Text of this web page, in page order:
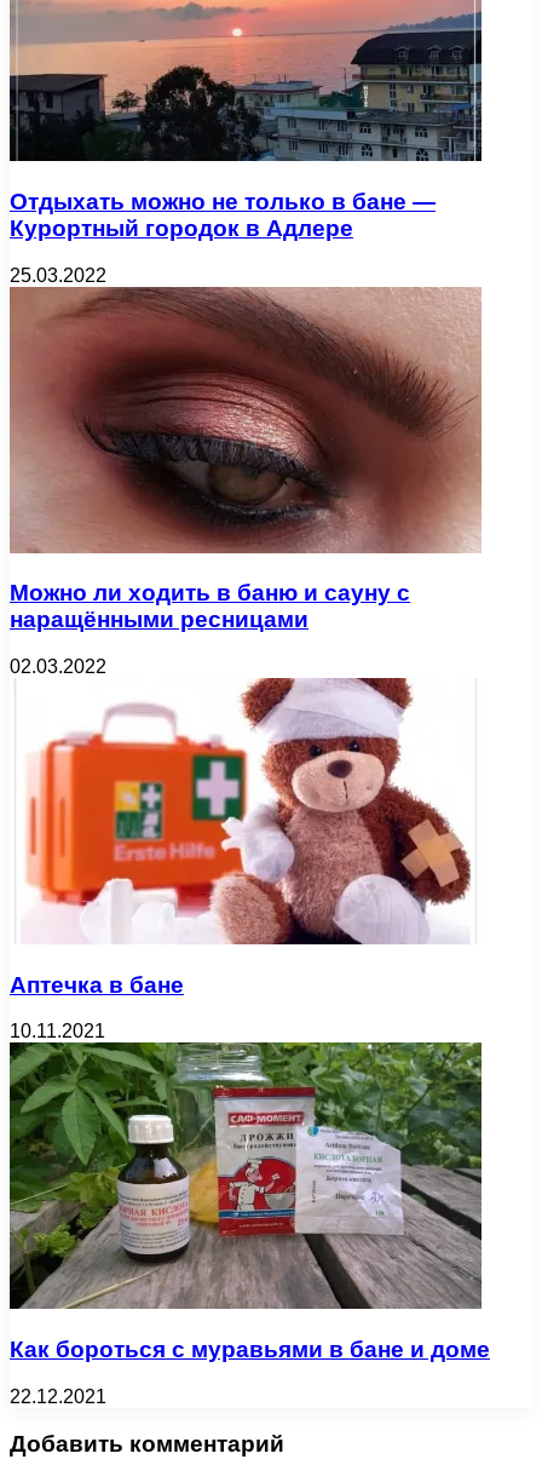
Отдыхать можно не только в бане —
Курортный городок в Адлере
25.03.2022
Можно ли ходить в баню и сауну с
наращёнными ресницами
02.03.2022
Аптечка в бане
10.11.2021
Как бороться с муравьями в бане и доме
22.12.2021
Добавить комментарий